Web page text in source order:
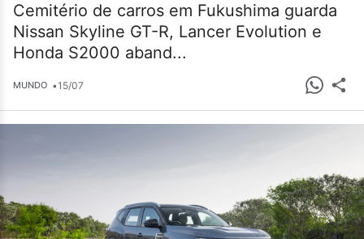
Cemitério de carros em Fukushima guarda
Nissan Skyline GT-R, Lancer Evolution e
Honda S2000 aband...
MUNDO •15/07